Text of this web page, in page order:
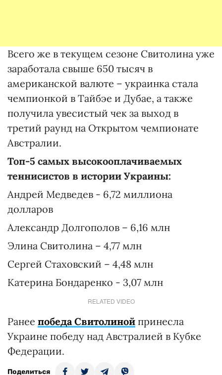
Всего же в текущем сезоне Свитолина уже
заработала свыше 650 тысяч в
американской валюте – украинка стала
чемпионкой в Тайбэе и Дубае, а также
получила увесистый чек за выход в
третий раунд на Открытом чемпионате
Австралии.
Топ-5 самых высокооплачиваемых
теннисистов в истории Украины:
Андрей Медведев - 6,72 миллиона
долларов
Александр Долгополов – 6,16 млн
Элина Свитолина – 4,77 млн
Сергей Стаховский – 4,48 млн
Катерина Бондаренко - 3,07 млн
RELATED VIDEO
Ранее победа Свитолиной принесла
Украине победу над Австралией в Кубке
Федерации.
Поделиться